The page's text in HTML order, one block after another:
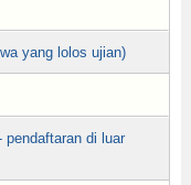
yang lolos ujian)
pendaftaran di luar